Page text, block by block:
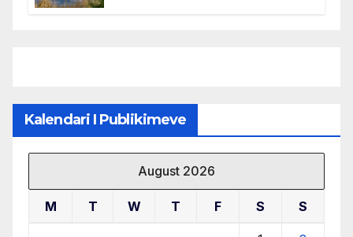
Kalendari I Publikimeve
August 2026
M T W T F S S